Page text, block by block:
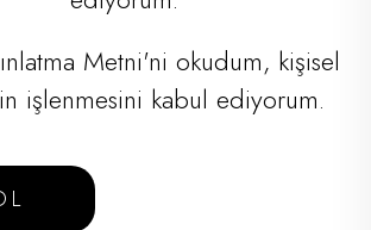
Metni'ni okudum, kişisel
işlenmesini kabul ediyorum.